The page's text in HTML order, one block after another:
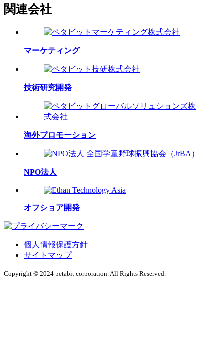
関連会社
マーケティング
技術研究開発
海外プロモーション
NPO法人
オフショア開発
個人情報保護方針
サイトマップ
Copyright © 2024 petabit corporation. All Rights Reserved.